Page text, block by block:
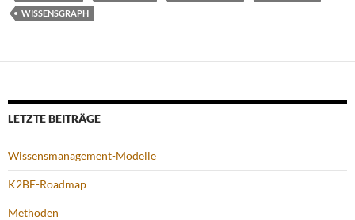
WISSENSGRAPH
LETZTE BEITRÄGE
Wissensmanagement-Modelle
K2BE-Roadmap
Methoden